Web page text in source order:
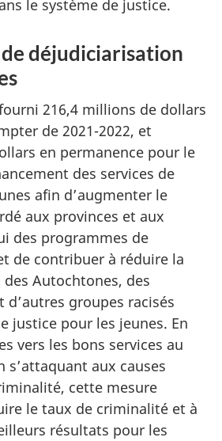
le système de justice.
déjudiciarisation
216,4 millions de dollars
de 2021-2022, et
en permanence pour le
des services de
afin d’augmenter le
aux provinces et aux
des programmes de
de contribuer à réduire la
Autochtones, des
d’autres groupes racisés
justice pour les jeunes. En
vers les bons services au
s’attaquant aux causes
cette mesure
le taux de criminalité et à
résultats pour les